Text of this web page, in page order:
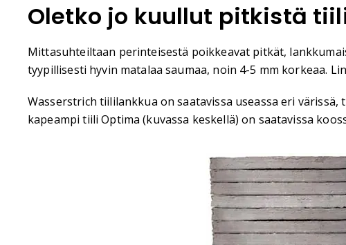
Oletko jo kuullut pitkistä
Mittasuhteiltaan perinteisestä poikkeavat pitkät,
tyypillisesti hyvin matalaa saumaa, noin 4-5 mm korkeaa.
Wasserstrich tiililankkua on saatavissa useassa eri
kapeampi tiili Optima (kuvassa keskellä) on saatavissa